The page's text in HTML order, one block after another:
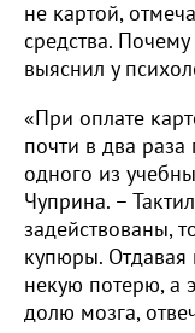
не картой,
средства.
выяснил у
«При оплате
почти в два
одного из
Чуприна. –
задействованы,
купюры. Отдавая
некую потерю, а
долю мозга,